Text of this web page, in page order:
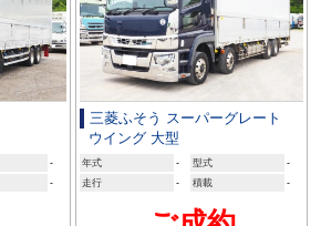
-
-
三菱ふそう スーパーグレート
ウイング 大型
年式 - 型式
-
走行
- 積載 -